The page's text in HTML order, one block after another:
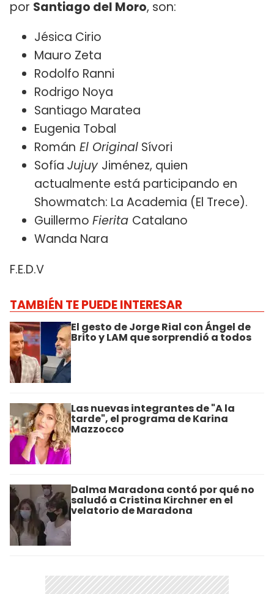
por Santiago del Moro, son:
Jésica Cirio
Mauro Zeta
Rodolfo Ranni
Rodrigo Noya
Santiago Maratea
Eugenia Tobal
Román El Original Sívori
Sofía Jujuy Jiménez, quien
actualmente está participando en
Showmatch: La Academia (El Trece).
Guillermo Fierita Catalano
Wanda Nara
F.E.D.V
TAMBIÉN TE PUEDE INTERESAR
El gesto de Jorge Rial con Ángel de
Brito y LAM que sorprendió a todos
Las nuevas integrantes de "A la
tarde", el programa de Karina
Mazzocco
Dalma Maradona contó por qué no
saludó a Cristina Kirchner en el
velatorio de Maradona